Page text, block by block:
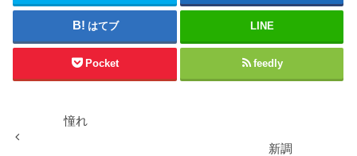
はてブ LINE
Pocket feedly
憧れ
新調